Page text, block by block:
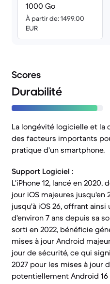
1000 Go
À partir de: 1499.00
EUR
Scores
Durabilité
La longévité logicielle et la
des facteurs importants
pratique d'un smartphone.
Support Logiciel :
L'iPhone 12, lancé en
jour iOS majeures jusqu'en
jusqu'à iOS 26, offrant
d'environ 7 ans depuis sa
sorti en 2022, bénéficie
mises à jour Android
jour de sécurité, ce qui
2027 pour les mises à jour
potentiellement Android 16